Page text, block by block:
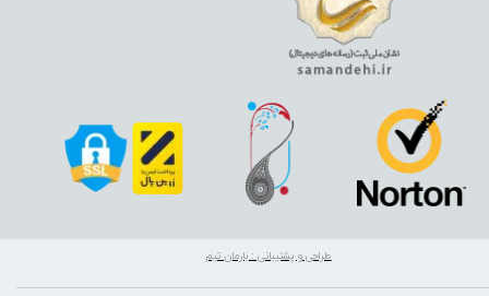
طراحی و پشتیبانی : بارمان تیم